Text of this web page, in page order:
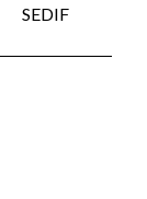
SEDIF